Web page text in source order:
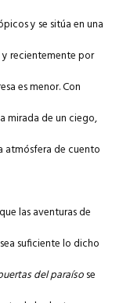
y se sitúa en una
recientemente por
es menor. Con
mirada de un ciego,
atmósfera de cuento
las aventuras de
suficiente lo dicho
del paraísose